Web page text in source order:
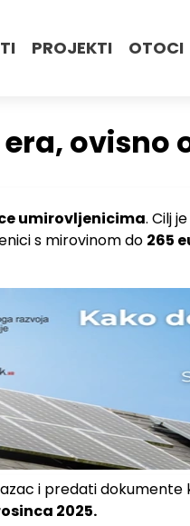
PROJEKTI OTOCI
ovisno
umirovljenicima. Cilj
s mirovinom do 265
i predati
2025.